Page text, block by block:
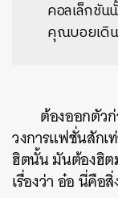
คอลเล็กชัน
คุณบอยเดิน
ต้องออกตัว
วงการแฟชั่นสักเ
ฮิตนั้น มันต้องฮิต
เรื่องว่า อ๋อ นี่คือ